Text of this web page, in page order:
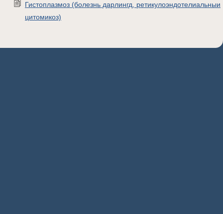
Гистоплазмоз (болезнь дарлингд, ретикулоэндотелиальныи
цитомикоз)